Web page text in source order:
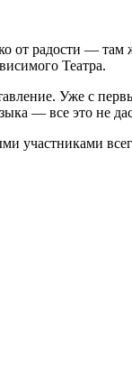
от радости —
Театра.
Уже с
— все это не
участниками